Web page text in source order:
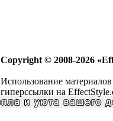
Copyright © 2008-2026
Использование
гиперссылки на